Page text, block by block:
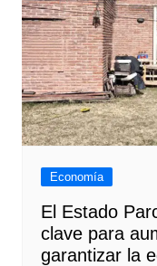
Economía
El Estado
clave para
garantizar la